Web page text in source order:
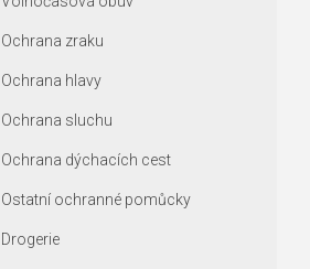
Ochrana zraku
Ochrana hlavy
Ochrana sluchu
Ochrana dýchacích cest
Ostatní ochranné pomůcky
Drogerie